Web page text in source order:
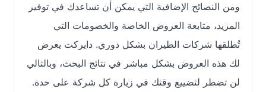
ومن النصائح الإضافية التي يمكن أن تساعدك في توفير
المزيد، متابعة العروض الخاصة والخصومات التي
تُطلقها شركات الطيران بشكل دوري. دايركت يعرض
لك هذه العروض بشكل مباشر في نتائج البحث، وبالتالي
لن تضطر لتضييع وقتك في زيارة كل شركة على حدة.